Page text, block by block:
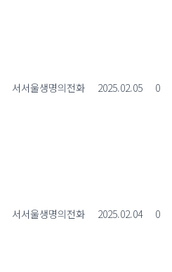
서서울생명의전화 2025.02.05 0
서서울생명의전화 2025.02.04 0